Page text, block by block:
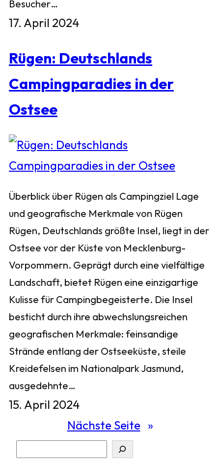
Besucher…
17. April 2024
Rügen: Deutschlands
Campingparadies in der
Ostsee
Überblick über Rügen als Campingziel Lage
und geografische Merkmale von Rügen
Rügen, Deutschlands größte Insel, liegt in der
Ostsee vor der Küste von Mecklenburg-
Vorpommern. Geprägt durch eine vielfältige
Landschaft, bietet Rügen eine einzigartige
Kulisse für Campingbegeisterte. Die Insel
besticht durch ihre abwechslungsreichen
geografischen Merkmale: feinsandige
Strände entlang der Ostseeküste, steile
Kreidefelsen im Nationalpark Jasmund,
ausgedehnte…
15. April 2024
Nächste Seite »